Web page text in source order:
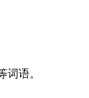
词语。